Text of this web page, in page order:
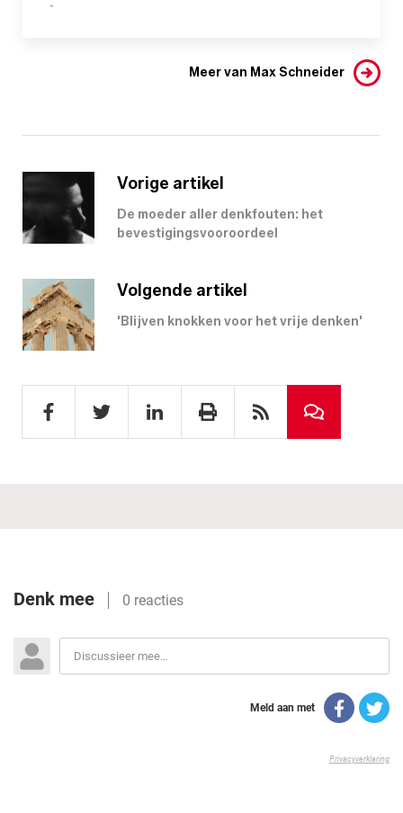
-
Meer van Max Schneider
Vorige artikel
De moeder aller denkfouten: het
bevestigingsvooroordeel
Volgende artikel
'Blijven knokken voor het vrije denken'